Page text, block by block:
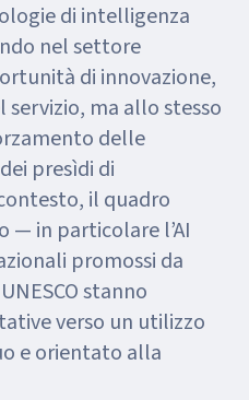
di intelligenza
nel settore
di innovazione,
ma allo stesso
delle
presìdi di
il quadro
— in particolare l’AI
promossi da
stanno
verso un utilizzo
e orientato alla